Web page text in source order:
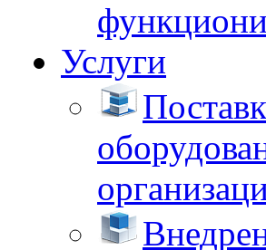
Услуги